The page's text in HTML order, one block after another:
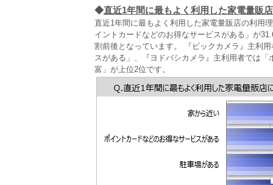
◆直近1年間に最もよく利用した家電量販
直近1年間に最もよく利用した家電量販店の利用
イントカードなどのお得なサービスがある」が
割前後となっています。 『ビックカメラ』主利
スがある」、『ヨドバシカメラ』主利用者では
富」が上位2位です。